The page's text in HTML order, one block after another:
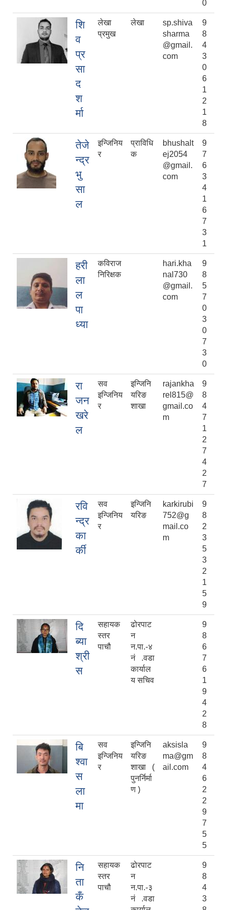
0
शि
व
प्र
सा
द
श
र्मा
लेखा
प्रमुख
लेखा
sp.shiva
sharma
@gmail.
com
9
8
4
3
0
6
1
2
1
8
तेजे
न्द्र
भु
सा
ल
इन्जिनिय
र
प्राविधि
क
bhushalt
ej2054
@gmail.
com
9
7
6
3
4
1
6
7
3
1
हरी
ला
ल
पा
ध्या
कविराज
निरिक्षक
hari.kha
nal730
@gmail.
com
9
8
5
7
0
3
0
7
3
0
रा
जन
खरे
ल
सव
इन्जिनिय
र
इन्जिनि
यरिङ
शाखा
rajankha
rel815@
gmail.co
m
9
8
4
7
1
2
7
4
2
7
रवि
न्द्र
का
र्की
सव
इन्जिनिय
र
इन्जिनि
यरिङ
karkirubi
752@g
mail.co
m
9
8
2
3
5
3
2
1
5
9
दि
ब्या
श्री
स
सहायक
स्तर
पाचौ
ढोरपाट
न
न.पा.-४
नं .वडा
कार्याल
य सचिव
9
8
6
7
6
1
9
4
2
8
बि
श्वा
स
ला
मा
सव
इन्जिनिय
र
इन्जिनि
यरिङ
शाखा (
पुनर्निर्मा
ण )
aksisla
ma@gm
ail.com
9
8
4
6
2
2
9
7
5
5
नि
ता
कँ
सहायक
स्तर
पाचौ
ढोरपाट
न
न.पा.-३
नं .वडा
9
8
4
3